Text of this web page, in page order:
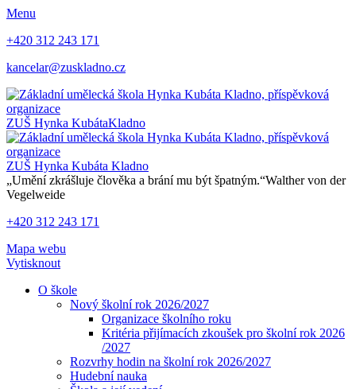
Menu
+420 312 243 171
kancelar@zuskladno.cz
ZUŠ Hynka KubátaKladno
ZUŠ Hynka Kubáta Kladno
„Umění zkrášluje člověka a brání mu být špatným.“Walther von der
Vegelweide
+420 312 243 171
Mapa webu
Vytisknout
O škole
Nový školní rok 2026/2027
Organizace školního roku
Kritéria přijímacích zkoušek pro školní rok 2026
/2027
Rozvrhy hodin na školní rok 2026/2027
Hudební nauka